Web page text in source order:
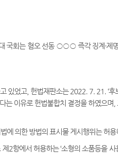
국회는 혐오 선동 ○○○ 즉각 징계·제
있었고, 헌법재판소는 2022. 7. 21. ‘후
는 이유로 헌법불합치 결정을 하였으며,
에 의한 방법의 표시물 게시행위는 허용
항에서 허용하는 ‘소형의 소품등을 사